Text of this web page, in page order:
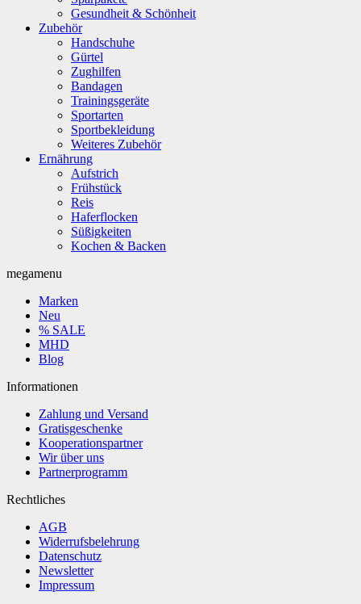
Gesundheit & Schönheit
Zubehör
Handschuhe
Gürtel
Zughilfen
Bandagen
Trainingsgeräte
Sportarten
Sportbekleidung
Weiteres Zubehör
Ernährung
Aufstrich
Frühstück
Reis
Haferflocken
Süßigkeiten
Kochen & Backen
megamenu
Marken
Neu
% SALE
MHD
Blog
Informationen
Zahlung und Versand
Gratisgeschenke
Kooperationspartner
Wir über uns
Partnerprogramm
Rechtliches
AGB
Widerrufsbelehrung
Datenschutz
Newsletter
Impressum